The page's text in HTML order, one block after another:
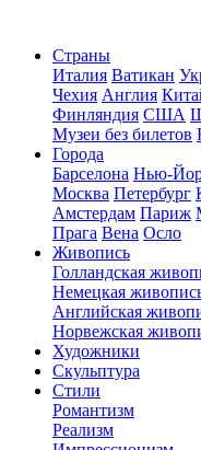
Страны
Италия Ватикан
Чехия Англия
Финляндия США
Музеи без билетов
Города
Барселона Нью-
Москва Петербург
Амстердам Париж
Прага Вена Осло
Живопись
Голландская
Немецкая
Английская
Норвежская
Художники
Скульптура
Стили
Романтизм
Реализм